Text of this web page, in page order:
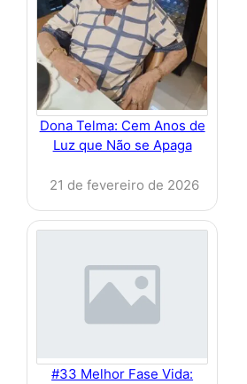
Dona Telma: Cem Anos de
Luz que Não se Apaga
21 de fevereiro de 2026
#33 Melhor Fase Vida: